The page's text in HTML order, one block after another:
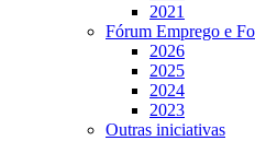
2021
Fórum Emprego e
2026
2025
2024
2023
Outras iniciativas